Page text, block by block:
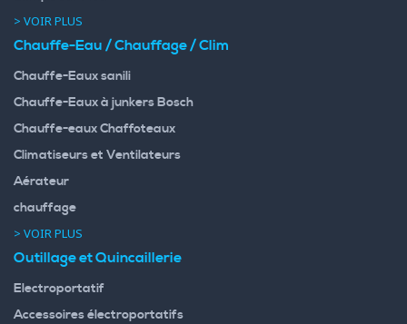
> VOIR PLUS
Chauffe-Eau / Chauffage / Clim
Chauffe-Eaux sanili
Chauffe-Eaux à junkers Bosch
Chauffe-eaux Chaffoteaux
Climatiseurs et Ventilateurs
Aérateur
chauffage
> VOIR PLUS
Outillage et Quincaillerie
Electroportatif
Accessoires électroportatifs